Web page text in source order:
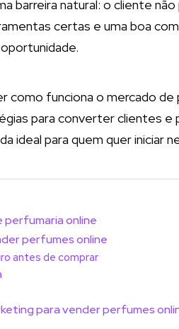
barreira natural: o cliente
certas e uma boa
funciona o mercado de
para converter clientes
ideal para quem quer iniciar
perfumaria online
perfumes online
antes de comprar
para vender perfumes